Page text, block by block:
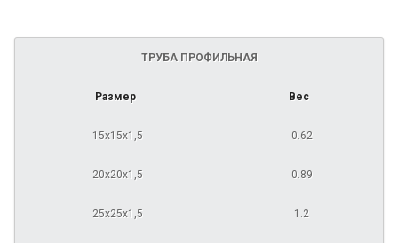
ТРУБА ПРОФИЛЬНАЯ
Размер Вес
15х15х1,5 0.62
20х20х1,5 0.89
25х25х1,5 1.2